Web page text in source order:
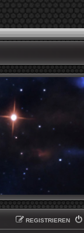
REGISTRIEREN